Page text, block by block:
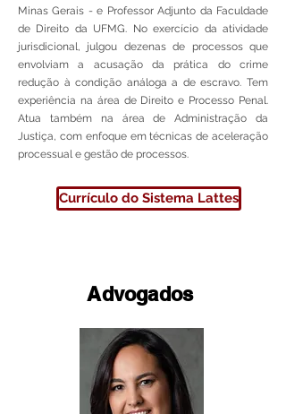
Minas Gerais - e Professor Adjunto da Faculdade
de Direito da UFMG. No exercício da atividade
jurisdicional, julgou dezenas de processos que
envolviam a acusação da prática do crime
redução à condição análoga a de escravo. Tem
experiência na área de Direito e Processo Penal.
Atua também na área de Administração da
Justiça, com enfoque em técnicas de aceleração
processual e gestão de processos.
Currículo do Sistema Lattes
Advogados